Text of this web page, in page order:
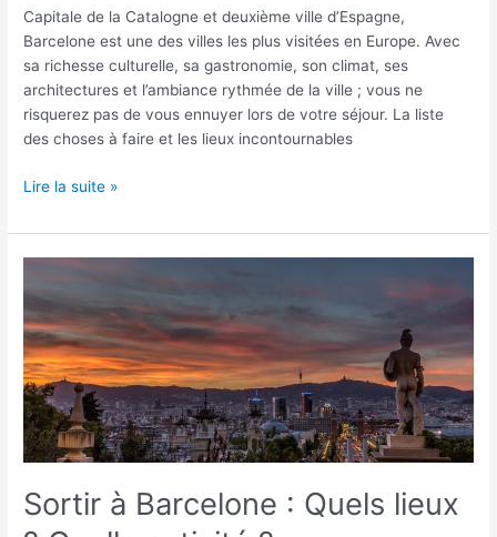
Capitale de la Catalogne et deuxième ville d’Espagne,
Barcelone est une des villes les plus visitées en Europe. Avec
sa richesse culturelle, sa gastronomie, son climat, ses
architectures et l’ambiance rythmée de la ville ; vous ne
risquerez pas de vous ennuyer lors de votre séjour. La liste
des choses à faire et les lieux incontournables
Lire la suite »
Sortir à Barcelone : Quels lieux
à
Barcelone
:
Quels
lieux
?
Quelle
activité